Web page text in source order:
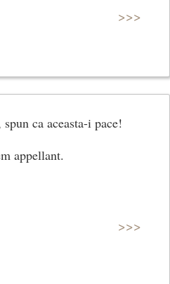
>>>
ca aceasta-i pace!
appellant.
>>>